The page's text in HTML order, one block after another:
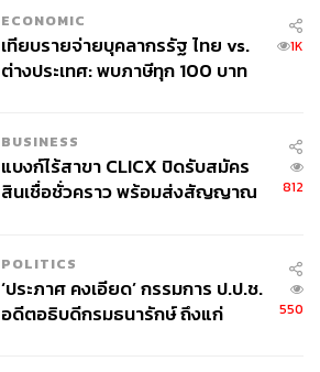
ไอเดียใหม่ๆ
ECONOMIC
เทียบรายจ่ายบุคลากรรัฐ ไทย vs.
ต่างประเทศ: พบภาษีทุก 100 บาท
1K
BUSINESS
แบงก์ไร้สาขา CLICX ปิดรับสมัคร
สินเชื่อชั่วคราว พร้อมส่งสัญญาณ
812
POLITICS
‘ประภาศ คงเอียด’ กรรมการ ป.ป.ช.
อดีตอธิบดีกรมธนารักษ์ ถึงแก่
550